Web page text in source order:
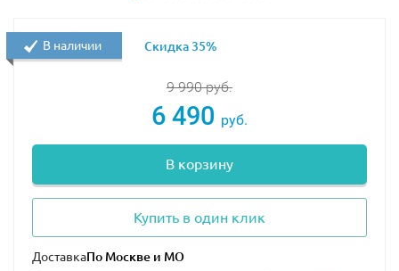
9 990руб.
6 490 руб.
В корзину
Купить в один клик
Доставка
В наличии Скидка 35%